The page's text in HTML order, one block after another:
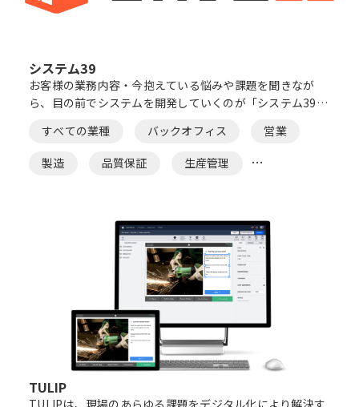
システム39
お客様の業務内容・今抱えている悩みや課題を聞きなが
ら、目の前でシステムを開発していくのが「システム39」
あるJOYZOスタッフが一緒に、本当に便利で役に立つシス
テムを作り上げていきます。
すべての業種 バックオフィス
営業
製造
品質保証
生産管理
TULIP
TULIPは、現場のあらゆる課題をデジタル化により解決す